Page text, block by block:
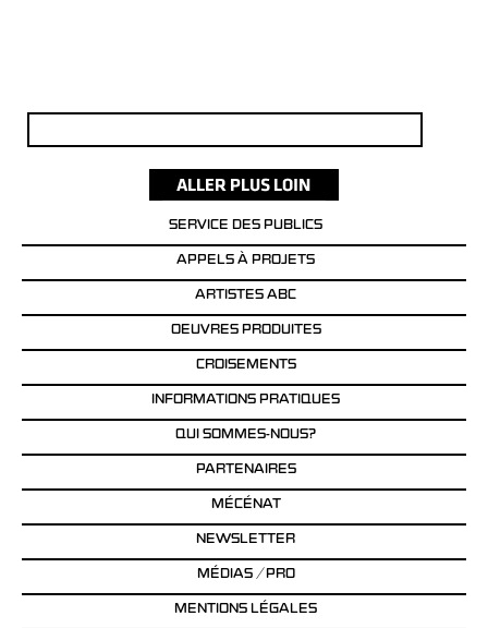
SERVICE DES PUBLICS
APPELS À PROJETS
ARTISTES ABC
OEUVRES PRODUITES
CROISEMENTS
INFORMATIONS PRATIQUES
QUI SOMMES-NOUS?
PARTENAIRES
MÉCÉNAT
NEWSLETTER
MÉDIAS / PRO
MENTIONS LÉGALES